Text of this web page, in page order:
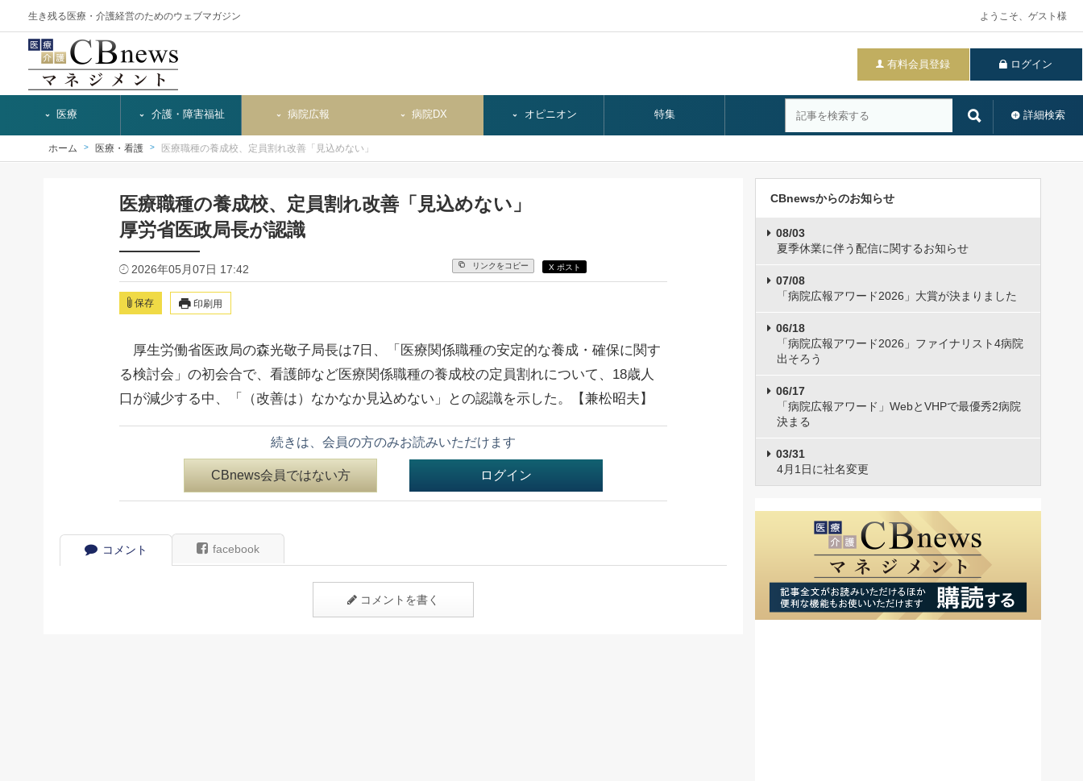
生き残る医療・介護経営のためのウェブマガジン ようこそ、ゲスト様
有料会員登録 ログイン
詳細検索
医療 介護・障害福祉 病院広報 病院DX オピニオン 特集
ホーム 医療・看護 医療職種の養成校、定員割れ改善「見込めない」
医療職種の養成校、定員割れ改善「見込めない」
厚労省医政局長が認識
2026年05月07日 17:42 リンクをコピー X ポスト
保存 印刷用
厚生労働省医政局の森光敬子局長は7日、「医療関係職種の安定的な養成・確保に関す
る検討会」の初会合で、看護師など医療関係職種の養成校の定員割れについて、18歳人
口が減少する中、「（改善は）なかなか見込めない」との認識を示した。【兼松昭夫】
続きは、会員の方のみお読みいただけます
CBnews会員ではない方 ログイン
コメント facebook
コメントを書く
CBnewsからのお知らせ
08/03
夏季休業に伴う配信に関するお知らせ
07/08
「病院広報アワード2026」大賞が決まりました
06/18
「病院広報アワード2026」ファイナリスト4病院
出そろう
06/17
「病院広報アワード」WebとVHPで最優秀2病院
決まる
03/31
4月1日に社名変更